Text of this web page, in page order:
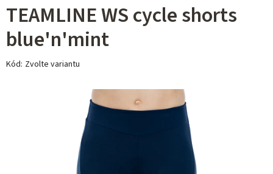
TEAMLINE WS cycle shorts
blue'n'mint
Kód: Zvolte variantu